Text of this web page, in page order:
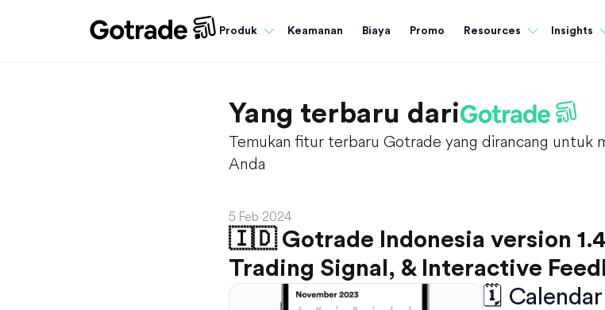
Produk Keamanan Biaya Promo Resources Insights
Yang terbaru dari
Temukan fitur terbaru Gotrade yang dirancang untuk
Anda
5 Feb 2024
🇮🇩 Gotrade Indonesia version
Trading Signal, & Interactive
🗓️